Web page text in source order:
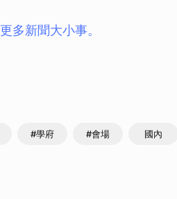
多新聞大小事。
#學府 #會場 國內